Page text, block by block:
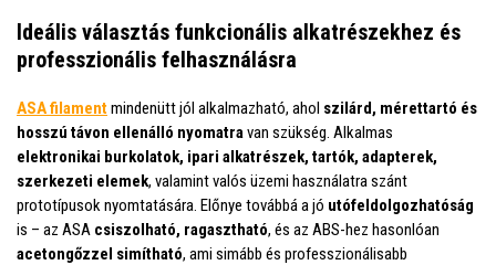
Ideális választás funkcionális alkatrészekhez és
professzionális felhasználásra
ASA filamentmindenütt jól alkalmazható, ahol szilárd, mérettartó és
hosszú távon ellenálló nyomatravan szükség. Alkalmas
elektronikai burkolatok, ipari alkatrészek, tartók, adapterek,
szerkezeti elemek, valamint valós üzemi használatra szánt
prototípusok nyomtatására. Előnye továbbá a jó utófeldolgozhatóság
is – az ASA csiszolható, ragasztható, és az ABS-hez hasonlóan
acetongőzzel simítható, ami simább és professzionálisabb